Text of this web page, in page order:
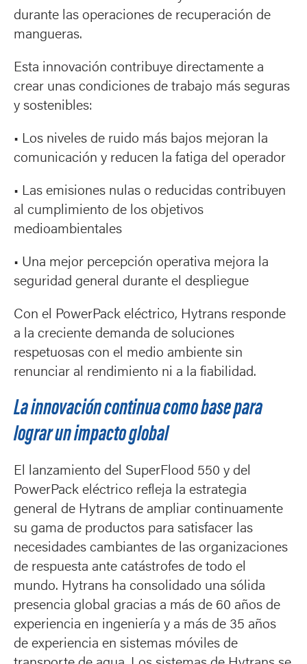
durante las operaciones de recuperación de
mangueras.
Esta innovación contribuye directamente a
crear unas condiciones de trabajo más seguras
y sostenibles:
• Los niveles de ruido más bajos mejoran la
comunicación y reducen la fatiga del operador
• Las emisiones nulas o reducidas contribuyen
al cumplimiento de los objetivos
medioambientales
• Una mejor percepción operativa mejora la
seguridad general durante el despliegue
Con el PowerPack eléctrico, Hytrans responde
a la creciente demanda de soluciones
respetuosas con el medio ambiente sin
renunciar al rendimiento ni a la fiabilidad.
La innovación continua como base para
lograr un impacto global
El lanzamiento del SuperFlood 550 y del
PowerPack eléctrico refleja la estrategia
general de Hytrans de ampliar continuamente
su gama de productos para satisfacer las
necesidades cambiantes de las organizaciones
de respuesta ante catástrofes de todo el
mundo. Hytrans ha consolidado una sólida
presencia global gracias a más de 60 años de
experiencia en ingeniería y a más de 35 años
de experiencia en sistemas móviles de